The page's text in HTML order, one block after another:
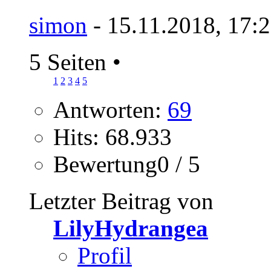
simon - 15.11.2018,
5 Seiten •
1 2 3 4 5
Antworten: 69
Hits: 68.933
Bewertung0 / 5
Letzter Beitrag von
LilyHydrangea
Profil